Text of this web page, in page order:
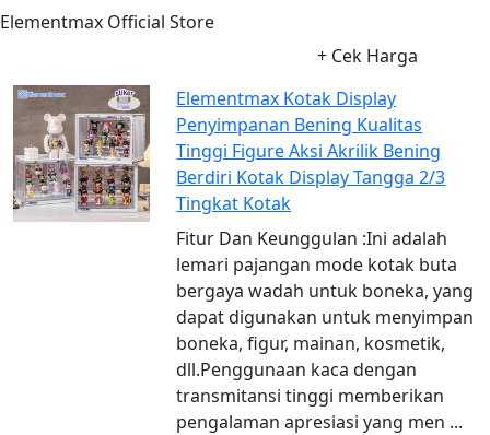
Elementmax Official Store
+ Cek Harga
Elementmax Kotak Display
Penyimpanan Bening Kualitas
Tinggi Figure Aksi Akrilik Bening
Berdiri Kotak Display Tangga 2/3
Tingkat Kotak
Fitur Dan Keunggulan :Ini adalah
lemari pajangan mode kotak buta
bergaya wadah untuk boneka, yang
dapat digunakan untuk menyimpan
boneka, figur, mainan, kosmetik,
dll.Penggunaan kaca dengan
transmitansi tinggi memberikan
pengalaman apresiasi yang men ...